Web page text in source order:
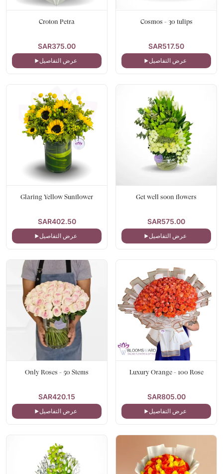
Cosmos - 30 tulips
SAR517.50
عرض التفاصيل
Croton Petra
SAR375.00
عرض التفاصيل
Get well soon flowers
SAR575.00
عرض التفاصيل
Glaring Yellow Sunflower
SAR402.50
عرض التفاصيل
Luxury Orange - 100 Rose
SAR805.00
عرض التفاصيل
Only Roses - 50 Stems
SAR420.15
عرض التفاصيل